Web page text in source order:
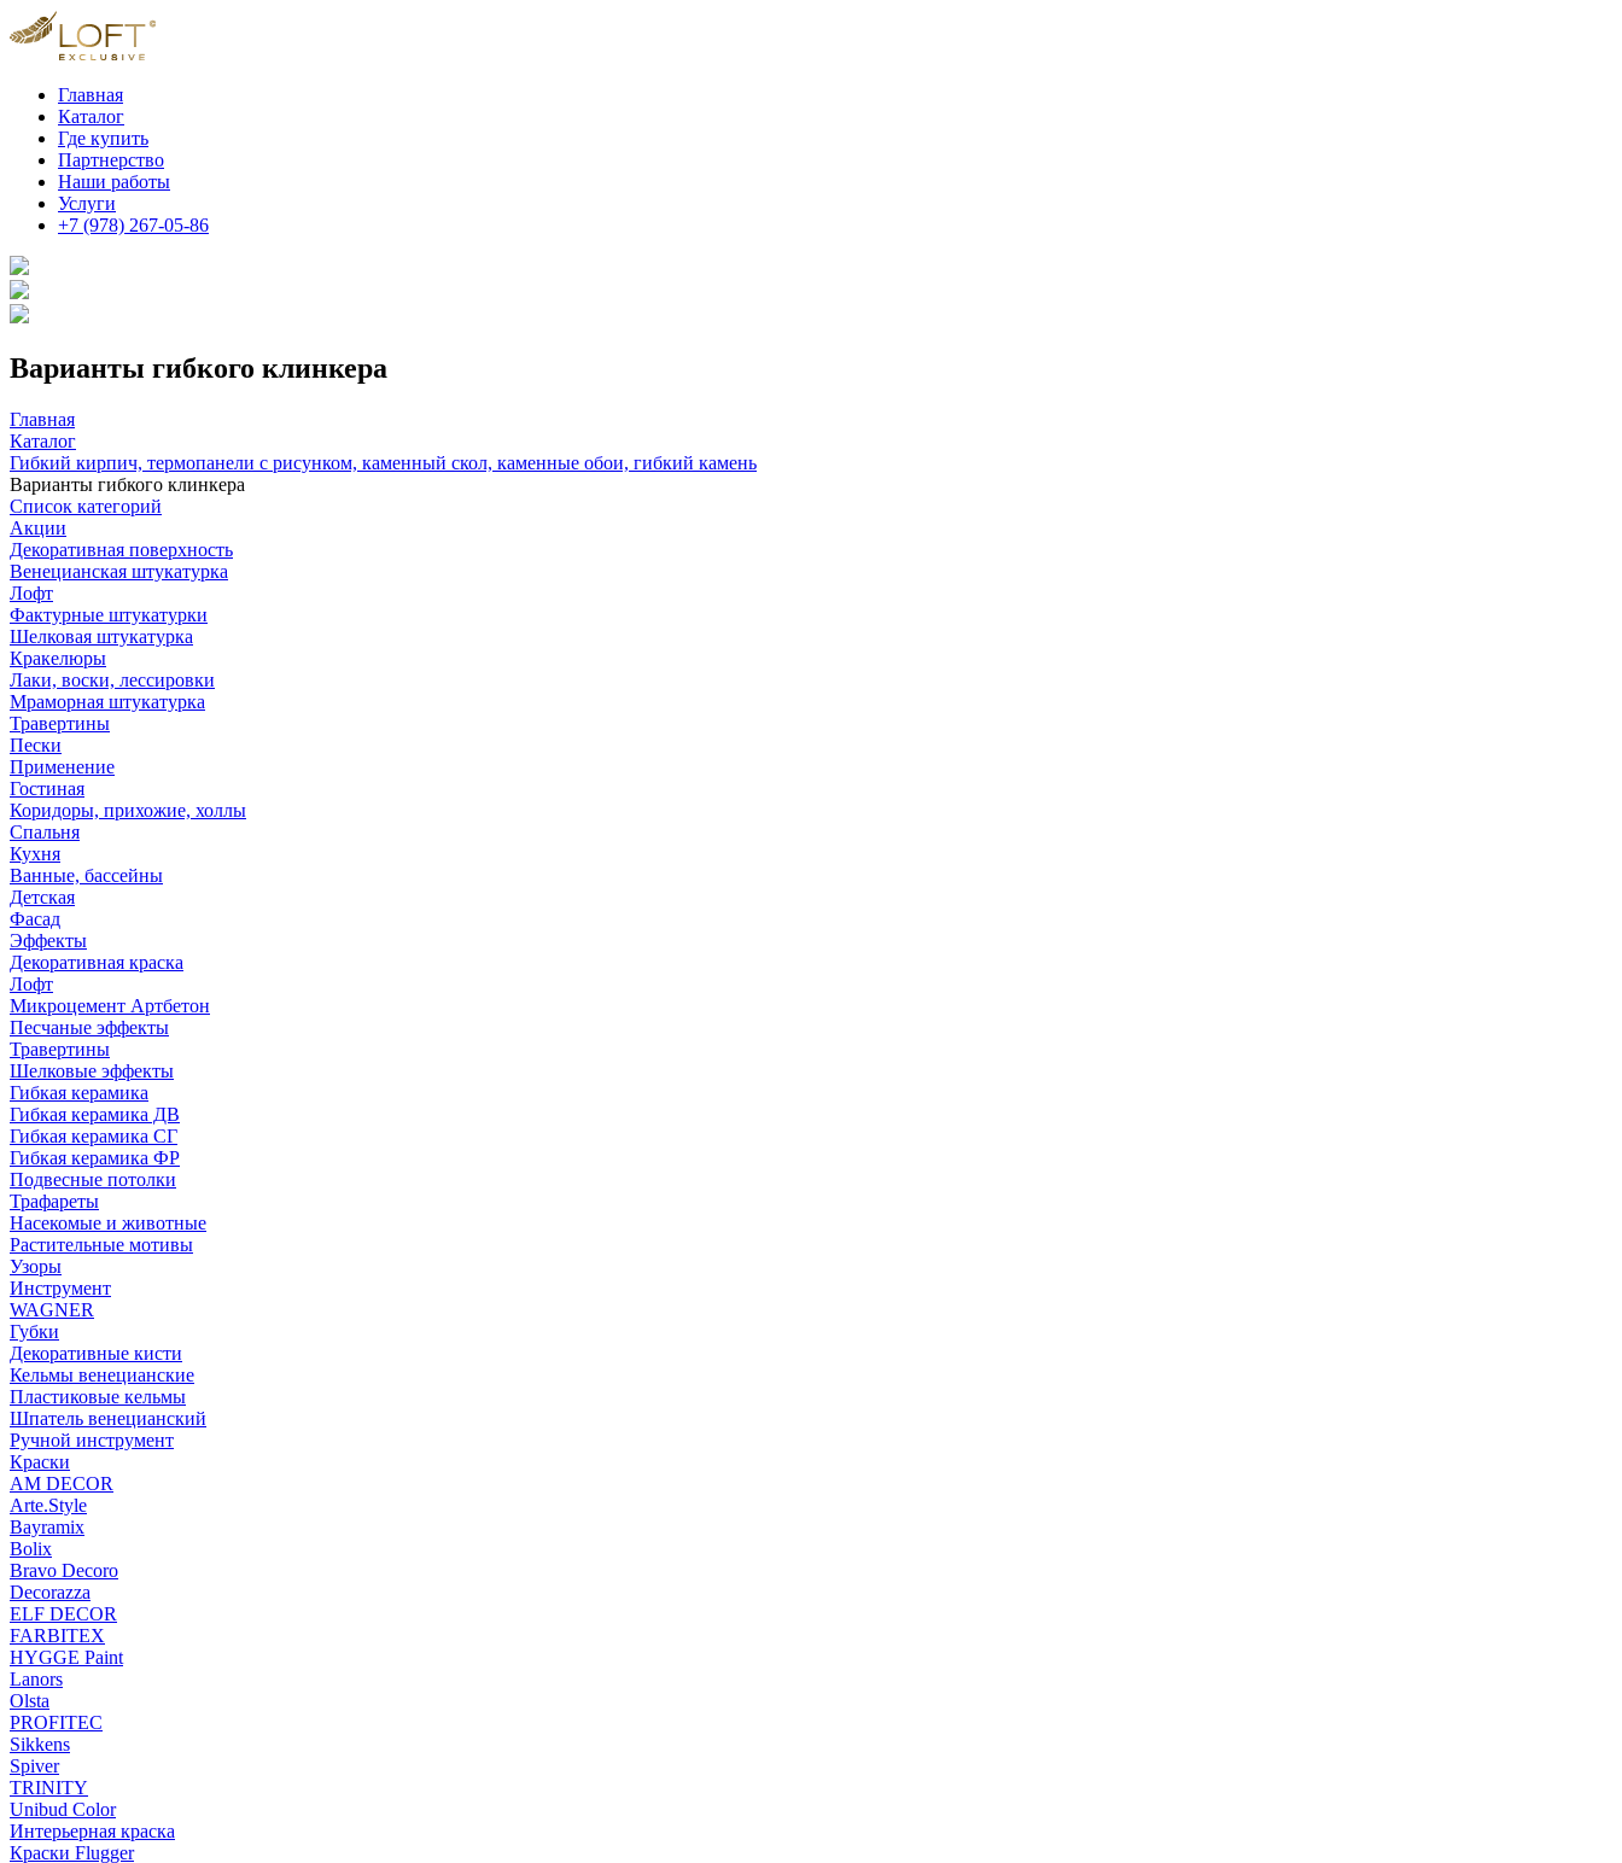
Главная
Каталог
Где купить
Партнерство
Наши работы
Услуги
+7 (978) 267-05-86
Варианты гибкого клинкера
Главная
Каталог
Гибкий кирпич, термопанели с рисунком, каменный скол, каменные обои, гибкий камень
Варианты гибкого клинкера
Список категорий
Акции
Декоративная поверхность
Венецианская штукатурка
Лофт
Фактурные штукатурки
Шелковая штукатурка
Кракелюры
Лаки, воски, лессировки
Мраморная штукатурка
Травертины
Пески
Применение
Гостиная
Коридоры, прихожие, холлы
Спальня
Кухня
Ванные, бассейны
Детская
Фасад
Эффекты
Декоративная краска
Лофт
Микроцемент Артбетон
Песчаные эффекты
Травертины
Шелковые эффекты
Гибкая керамика
Гибкая керамика ДВ
Гибкая керамика СГ
Гибкая керамика ФР
Подвесные потолки
Трафареты
Насекомые и животные
Растительные мотивы
Узоры
Инструмент
WAGNER
Губки
Декоративные кисти
Кельмы венецианские
Пластиковые кельмы
Шпатель венецианский
Ручной инструмент
Краски
AM DECOR
Arte.Style
Bayramix
Bolix
Bravo Decoro
Decorazza
ELF DECOR
FARBITEX
HYGGE Paint
Lanors
Olsta
PROFITEC
Sikkens
Spiver
TRINITY
Unibud Color
Интерьерная краска
Краски Flugger